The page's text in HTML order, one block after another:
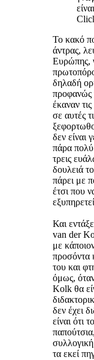
Το κακό
άντρας,
Ευρώπης,
δηλαδή
προφανώς
έκαναν
σε αυτές
δεν είναι
πάρα πολύ
τρεις
δουλειά
πάρει με
έτσι που
Και
van der
με
προσόντα
του και
όμως,
Kolk θα
δεν έχει
είναι ότι
τα εκεί